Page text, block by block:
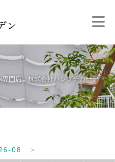
専門店 株式会社ハシグチガーデ
08 >